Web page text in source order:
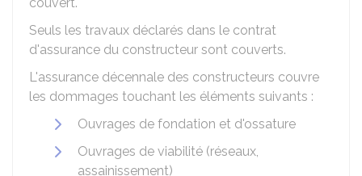
Seuls les travaux déclarés dans le contrat
d'assurance du constructeur sont couverts.
L'assurance décennale des constructeurs couvre
les dommages touchant les éléments suivants :
Ouvrages de fondation et d'ossature
Ouvrages de viabilité (réseaux,
assainissement)